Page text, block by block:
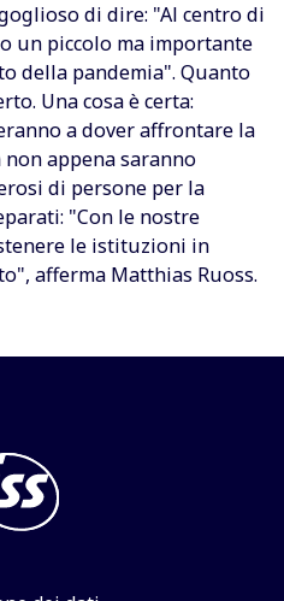
di dire: "Al centro di
un piccolo ma importante
della pandemia". Quanto
Una cosa è certa:
a dover affrontare la
appena saranno
di persone per la
"Con le nostre
le istituzioni in
afferma Matthias Ruoss.